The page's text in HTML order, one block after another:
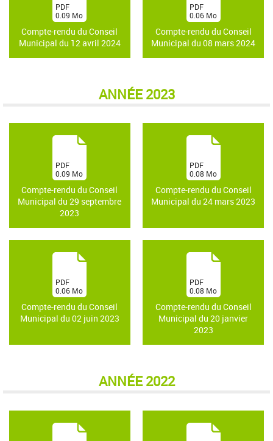
Compte-rendu du Conseil
Municipal du 12 avril 2024
(PDF
0.09 Mo
)
Compte-rendu du Conseil
Municipal du 08 mars 2024
(PDF
0.06 Mo
)
ANNÉE 2023
Compte-rendu du Conseil
Municipal du 29 septembre
2023
(PDF
0.09 Mo
)
Compte-rendu du Conseil
Municipal du 24 mars 2023
(PDF
0.08 Mo
)
Compte-rendu du Conseil
Municipal du 02 juin 2023
(PDF
0.06 Mo
)
Compte-rendu du Conseil
Municipal du 20 janvier
2023
(PDF
0.08 Mo
)
ANNÉE 2022